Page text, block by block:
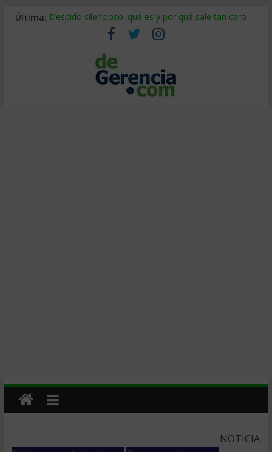
Última: Despido silencioso: qué es y por qué sale tan caro
La economía de Venezuela después del terremoto
Los 8 pasos de Kotter: liderar el cambio sin fracasar
Gestión de proyectos con IA: qué cambia en el oficio
IA y creatividad: cómo evitar que todos piensen igual
NOTICIA